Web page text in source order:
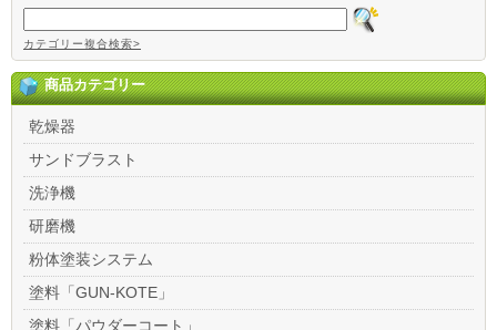
カテゴリー複合検索>
商品カテゴリー
乾燥器
サンドブラスト
洗浄機
研磨機
粉体塗装システム
塗料「GUN-KOTE」
塗料「パウダーコート」